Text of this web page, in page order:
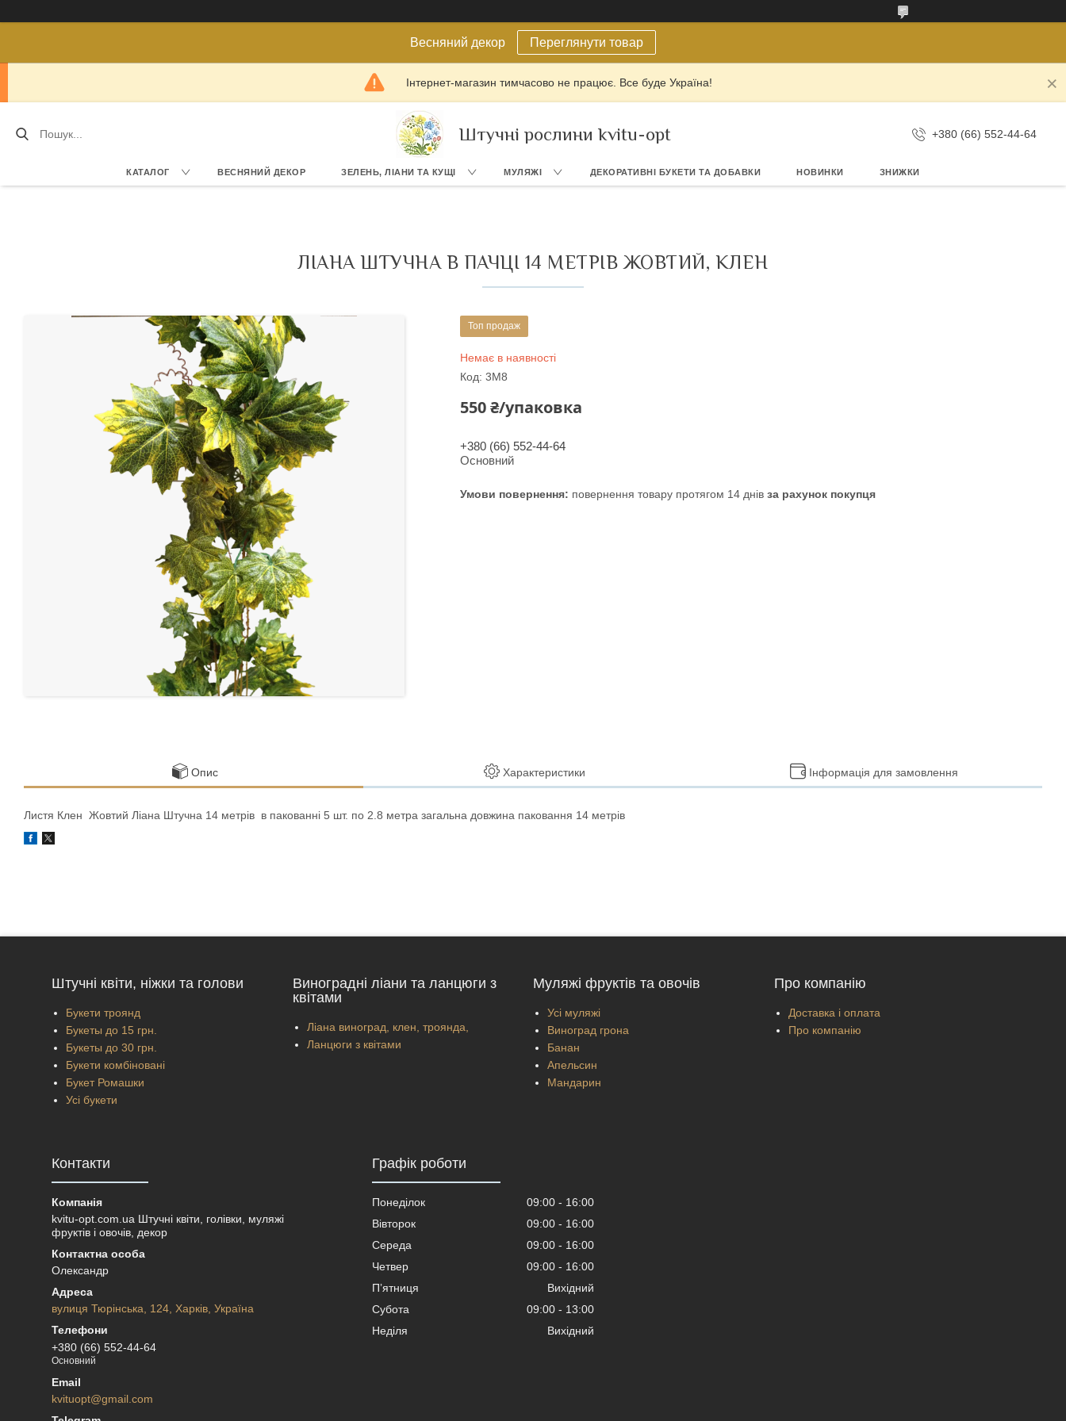
Весняний декор Переглянути товар
Інтернет-магазин тимчасово не працює. Все буде Україна!
Штучні рослини kvitu-opt +380 (66) 552-44-64
КАТАЛОГ ВЕСНЯНИЙ ДЕКОР ЗЕЛЕНЬ, ЛІАНИ ТА КУЩІ МУЛЯЖІ ДЕКОРАТИВНІ БУКЕТИ ТА ДОБАВКИ НОВИНКИ ЗНИЖКИ
ЛІАНА ШТУЧНА В ПАЧЦІ 14 МЕТРІВ ЖОВТИЙ, КЛЕН
Топ продаж
Немає в наявності
Код: 3M8
550 ₴/упаковка
+380 (66) 552-44-64
Основний
повернення товару протягом 14 днів за рахунок покупця
Опис Характеристики Інформація для замовлення
Листя Клен Жовтий Ліана Штучна 14 метрів в пакованні 5 шт. по 2.8 метра загальна довжина паковання 14 метрів
Штучні квіти, ніжки та голови
Букети троянд
Букеты до 15 грн.
Букеты до 30 грн.
Букети комбіновані
Букет Ромашки
Усі букети
Виноградні ліани та ланцюги з
квітами
Ліана виноград, клен, троянда,
Ланцюги з квітами
Муляжі фруктів та овочів
Усі муляжі
Виноград грона
Банан
Апельсин
Мандарин
Про компанію
Доставка і оплата
Про компанію
Контакти
kvitu-opt.com.ua Штучні квіти, голівки, муляжі
фруктів і овочів, декор
Олександр
вулиця Тюрінська, 124, Харків, Україна
+380 (66) 552-44-64
Основний
kvituopt@gmail.com
Графік роботи
Понеділок 09:00
16:00
Вівторок
09:00
16:00
Середа
09:00
16:00
Четвер
09:00
16:00
Пʼятниця
Вихідний
Субота
09:00
13:00
Неділя
Вихідний